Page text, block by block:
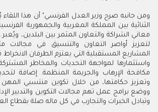
ومن جانبه صرح وزير العدل الفرنسي" أن هذا
الثنائية بين المملكة المغربية والجمهورية
معاني الشراكة والتعاون المثمر بين البلدين،
لتعزيز أواصر التعاون والتنسيق في مجالات
المشاريع المستقبلية التي يعتزم الطرفان
واستثمارها لمواجهة التحديات والمخاطر
مكافحة الإرهاب والجريمة المنظمة. إضافة
وتعزيز حكامتها، من خلال تكوين منتسبي المهن
ووضع برامج عمل تهم مجالات التكوين والتدبير
وتبادل الخبرات والتجارب في كل ماله صلة بقطاع